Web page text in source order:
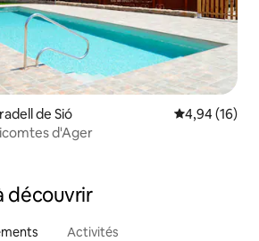
de Sió Évaluation
4,94 (16)
d'Ager
découvrir
Activités